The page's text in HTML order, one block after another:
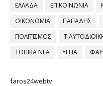
ΕΛΛΑΔΑ
ΕΠΙΚΟΙΝΩΝΙΑ
ΟΙΚΟΝΟΜΙΑ
ΠΑΠΑΔΗΣ
ΠΟΛΙΤΙΣΜΌΣ
ΤΟΠΙΚΑ ΝΕΑ
ΥΓΕΙΑ
faros24webtv